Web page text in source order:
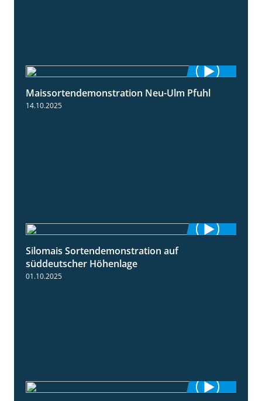
7:10
Maissortendemonstration Neu-Ulm Pfuhl
14.10.2025
Silomais Sortendemonstration auf
süddeutscher Höhenlage
01.10.2025